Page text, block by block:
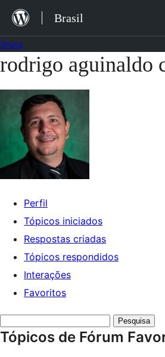
para
o
conteúdo
Brasil
Pular
conteúdo
rodrigo aguinaldo
Perfil
Tópicos iniciados
Respostas criadas
Tópicos respondidos
Interações
Favoritos
tópicos:
Tópicos de Fórum